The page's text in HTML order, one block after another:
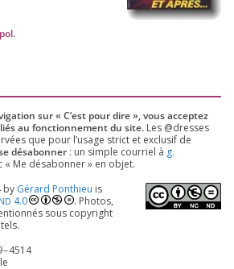
.
sur « C’est pour dire », vous accep­tez
au fonc­tion­ne­ment du site. Les @dresses
que pour l’u­sage strict et exclu­sif de
désa­bon­ner : un simple cour­riel à g.​
« Me désa­bon­ner » en objet.
by Gérard Ponthieu is
4.0
. Photos,
sous copy­right
–4514